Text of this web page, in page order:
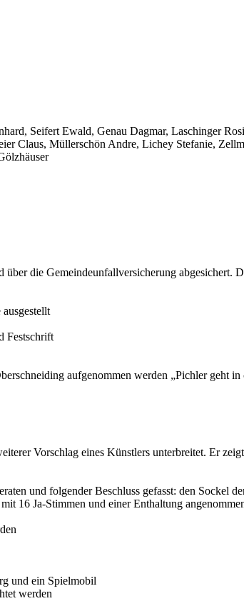
Seifert Ewald, Genau Dagmar, Laschinger
Claus, Müllerschön Andre, Lichey Stefanie,
die Gemeindeunfallversicherung abgesichert.
Festschrift
aufgenommen werden „Pichler geht in
Vorschlag eines Künstlers unterbreitet. Er
und folgender Beschluss gefasst: den Sockel
16 Ja-Stimmen und einer Enthaltung
und ein Spielmobil
werden